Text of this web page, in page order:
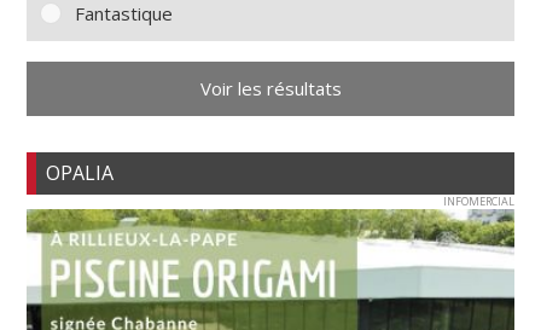
Fantastique
Voir les résultats
OPALIA
INFOMERCIAL